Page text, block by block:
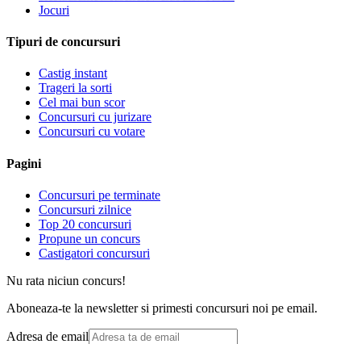
Jocuri
Tipuri de concursuri
Castig instant
Trageri la sorti
Cel mai bun scor
Concursuri cu jurizare
Concursuri cu votare
Pagini
Concursuri pe terminate
Concursuri zilnice
Top 20 concursuri
Propune un concurs
Castigatori concursuri
Nu rata niciun concurs!
Aboneaza-te la newsletter si primesti concursuri noi pe email.
Adresa de email